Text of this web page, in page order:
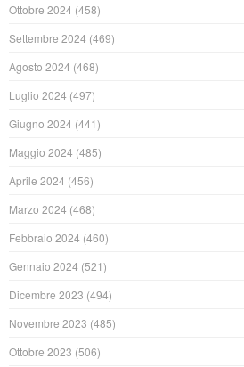
Ottobre 2024 (458)
Settembre 2024 (469)
Agosto 2024 (468)
Luglio 2024 (497)
Giugno 2024 (441)
Maggio 2024 (485)
Aprile 2024 (456)
Marzo 2024 (468)
Febbraio 2024 (460)
Gennaio 2024 (521)
Dicembre 2023 (494)
Novembre 2023 (485)
Ottobre 2023 (506)